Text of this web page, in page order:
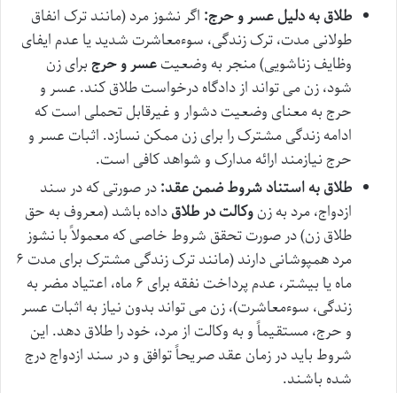
طلاق به دلیل عسر و حرج: اگر نشوز مرد (مانند ترک انفاق
طولانی مدت، ترک زندگی، سوءمعاشرت شدید یا عدم ایفای
وظایف زناشویی) منجر به وضعیتعسر و حرج برای زن
شود، زن می تواند از دادگاه درخواست طلاق کند. عسر و
حرج به معنای وضعیت دشوار و غیرقابل تحملی است که
ادامه زندگی مشترک را برای زن ممکن نسازد. اثبات عسر و
حرج نیازمند ارائه مدارک و شواهد کافی است.
طلاق به استناد شروط ضمن عقد:در صورتی که در سند
ازدواج، مرد به زنوکالت در طلاقداده باشد (معروف به حق
طلاق زن) در صورت تحقق شروط خاصی که معمولاً با نشوز
مرد همپوشانی دارند (مانند ترک زندگی مشترک برای مدت ۶
ماه یا بیشتر، عدم پرداخت نفقه برای ۶ ماه، اعتیاد مضر به
زندگی، سوءمعاشرت)، زن می تواند بدون نیاز به اثبات عسر
و حرج، مستقیماً و به وکالت از مرد، خود را طلاق دهد. این
شروط باید در زمان عقد صریحاً توافق و در سند ازدواج درج
شده باشند.